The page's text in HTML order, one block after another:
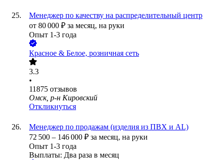
Менеджер по качеству на распределительный центр
от 80 000 ₽ за месяц, на руки
Опыт 1-3 года
Красное & Белое, розничная сеть
3.3
•
11875 отзывов
Омск, р-н Кировский
Откликнуться
Менеджер по продажам (изделия из ПВХ и AL)
72 500 – 146 000 ₽ за месяц, на руки
Опыт 1-3 года
Выплаты: Два раза в месяц